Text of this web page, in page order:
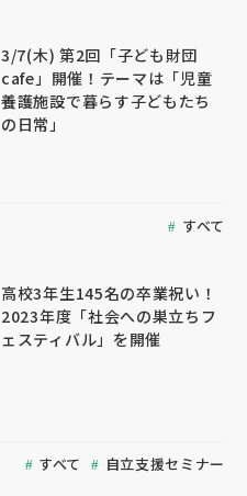
3/7(木) 第2回「子ども財団
cafe」開催！テーマは「児童
養護施設で暮らす子どもたち
の日常」
すべて
高校3年生145名の卒業祝い！
2023年度「社会への巣立ちフ
ェスティバル」を開催
すべて 自立支援セミナー